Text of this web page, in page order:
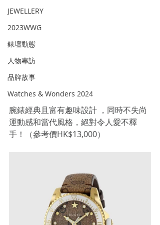
JEWELLERY
2023WWG
錶壇動態
人物專訪
品牌故事
Watches & Wonders 2024
腕錶經典且富有趣味設計 ，同時不失尚
運動感和當代風格，絕對令人愛不釋
手！（參考價HK$13,000）